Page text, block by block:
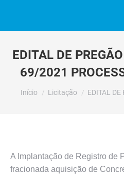
EDITAL DE
69/2021
Você está aqui:
Início Licitação EDITAL DE
A Implantação de Registro de
fracionada aquisição de